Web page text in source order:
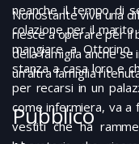
neanche il tempo di
colazione per il
mangiare a
stanza a casa loro e
per recarsi in un
come infermiera, va a
vestiti che ha
Nonostante viva una
riesce a operare per il
della famiglia anche
un’altra famiglia
Pubblico